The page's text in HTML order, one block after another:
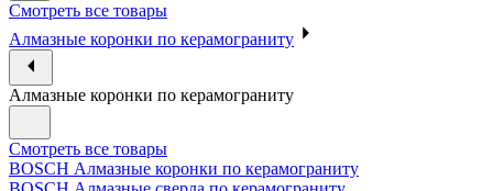
Смотреть все товары
Алмазные коронки по керамограниту
Алмазные коронки по керамограниту
Смотреть все товары
BOSCH Алмазные коронки по керамограниту